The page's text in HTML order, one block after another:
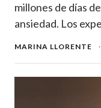
millones de días
ansiedad. Los
MARINA LLORENTE ·